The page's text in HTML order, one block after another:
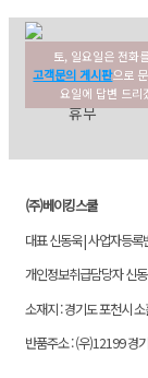
토, 일요일은 전화
고객문의 게시판으로
요일에 답변 드
고객센터
평일:
휴무
(주)베이킹스쿨
대표 신동욱 | 사업자등
개인정보취급담당자 신
소재지 : 경기도 포천시
반품주소 : (우)12199 경